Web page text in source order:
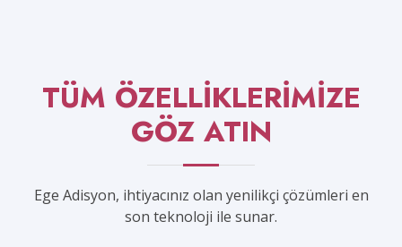
TÜM ÖZELLİKLERİMİZE
GÖZ ATIN
Ege Adisyon, ihtiyacınız olan yenilikçi çözümleri en
son teknoloji ile sunar.